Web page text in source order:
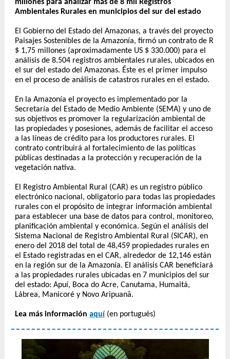
millones para analizar más de 8 mil Registros
Ambientales Rurales en municipios del sur del estado
El Gobierno del Estado del Amazonas, a través del proyecto
Paisajes Sostenibles de la Amazonía, firmó un contrato de R
$ 1,75 millones (aproximadamente US $ 330.000) para el
análisis de 8.504 registros ambientales rurales, ubicados en
el sur del estado del Amazonas. Éste es el primer impulso
en el proceso de análisis de catastros rurales en el estado.
En la Amazonía el proyecto es implementado por la
Secretaría del Estado de Medio Ambiente (SEMA) y uno de
sus objetivos es promover la regularización ambiental de
las propiedades y posesiones, además de facilitar el acceso
a las líneas de crédito para los productores rurales. El
contrato contribuirá al fortalecimiento de las políticas
públicas destinadas a la protección y recuperación de la
vegetación nativa.
El Registro Ambiental Rural (CAR) es un registro público
electrónico nacional, obligatorio para todas las propiedades
rurales con el propósito de integrar información ambiental
para establecer una base de datos para control, monitoreo,
planificación ambiental y económica. Según el análisis del
Sistema Nacional de Registro Ambiental Rural (SICAR), en
enero del 2018 del total de 48,459 propiedades rurales en
el Estado registradas en el CAR, alrededor de 12,146 están
en la región sur de la Amazonía. El análisis CAR beneficiará
a las propiedades rurales ubicadas en 7 municipios del sur
del estado: Apuí, Boca do Acre, Canutama, Humaitá,
Lábrea, Manicoré y Novo Aripuanã.
Lea más información aquí (en portugués)